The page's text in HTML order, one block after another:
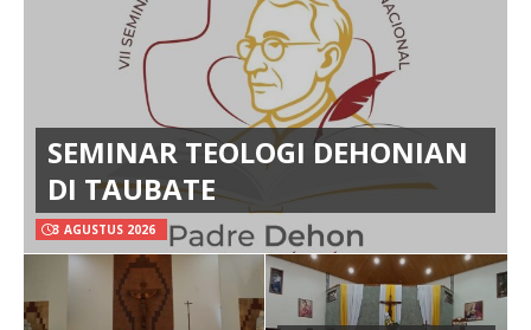
SEMINAR TEOLOGI DEHONIAN
DI TAUBATE
3 AGUSTUS 2026